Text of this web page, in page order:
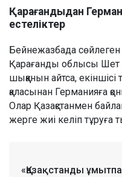
Қарағандыдан
естеліктер
Бейнежазбада сөйлеген
Қарағанды облысы Шет
шыққанын айтса,
қаласынан Германияға
Олар Қазақстанмен
жерге жиі келіп тұруға
«Қазақстанды